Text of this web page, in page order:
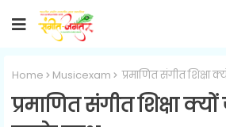
Home Musicexam प्रमाणित संगीत
प्रमाणित संगीत शिक्षा